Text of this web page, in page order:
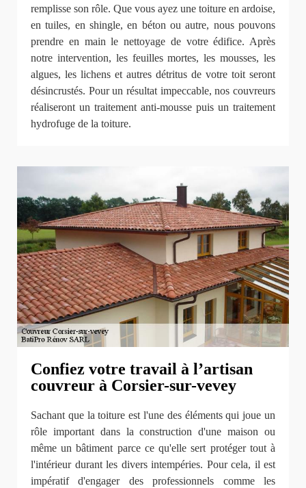
remplisse son rôle. Que vous ayez une toiture en ardoise,
en tuiles, en shingle, en béton ou autre, nous pouvons
prendre en main le nettoyage de votre édifice. Après
notre intervention, les feuilles mortes, les mousses, les
algues, les lichens et autres détritus de votre toit seront
désincrustés. Pour un résultat impeccable, nos couvreurs
réaliseront un traitement anti-mousse puis un traitement
hydrofuge de la toiture.
Confiez votre travail à l’artisan
couvreur à Corsier-sur-vevey
Sachant que la toiture est l'une des éléments qui joue un
rôle important dans la construction d'une maison ou
même un bâtiment parce ce qu'elle sert protéger tout à
l'intérieur durant les divers intempéries. Pour cela, il est
impératif d'engager des professionnels comme les